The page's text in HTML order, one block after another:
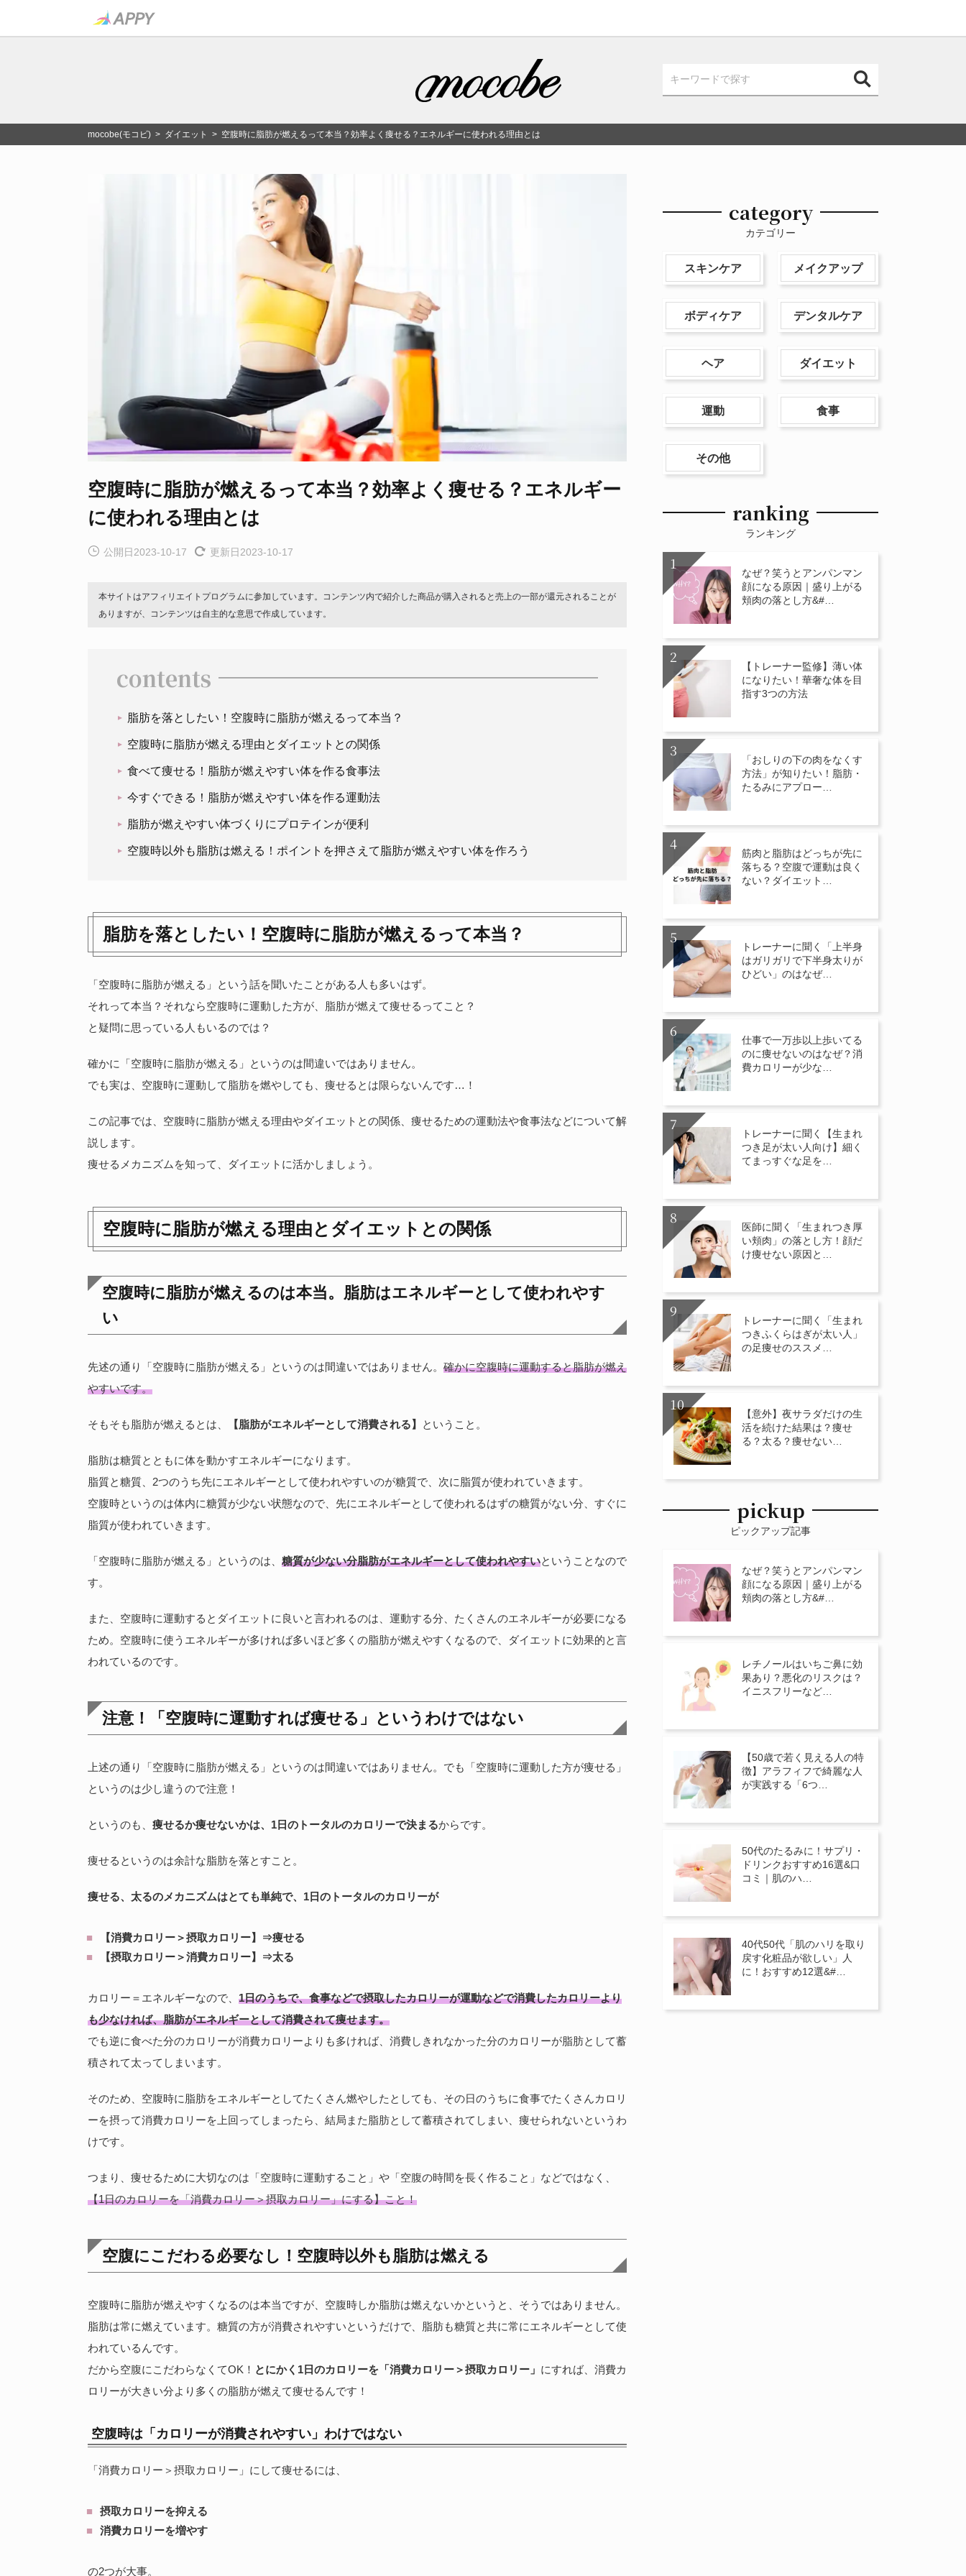
mocobe(モコビ) > ダイエット > 空腹時に脂肪が燃えるって本当？効率よく痩せる？エネルギーに使われる理由とは
空腹時に脂肪が燃えるって本当？効率よく痩せる？エネルギー
に使われる理由とは
公開日2023-10-17 更新日2023-10-17
本サイトはアフィリエイトプログラムに参加しています。コンテンツ内で紹介した商品が購入されると売上の一部が還元されることが
ありますが、コンテンツは自主的な意思で作成しています。
contents
脂肪を落としたい！空腹時に脂肪が燃えるって本当？
空腹時に脂肪が燃える理由とダイエットとの関係
食べて痩せる！脂肪が燃えやすい体を作る食事法
今すぐできる！脂肪が燃えやすい体を作る運動法
脂肪が燃えやすい体づくりにプロテインが便利
空腹時以外も脂肪は燃える！ポイントを押さえて脂肪が燃えやすい体を作ろう
脂肪を落としたい！空腹時に脂肪が燃えるって本当？
「空腹時に脂肪が燃える」という話を聞いたことがある人も多いはず。
それって本当？それなら空腹時に運動した方が、脂肪が燃えて痩せるってこと？
と疑問に思っている人もいるのでは？
確かに「空腹時に脂肪が燃える」というのは間違いではありません。
でも実は、空腹時に運動して脂肪を燃やしても、痩せるとは限らないんです…！
この記事では、空腹時に脂肪が燃える理由やダイエットとの関係、痩せるための運動法や食事法などについて解
説します。
痩せるメカニズムを知って、ダイエットに活かしましょう。
空腹時に脂肪が燃える理由とダイエットとの関係
空腹時に脂肪が燃えるのは本当。脂肪はエネルギーとして使われやす
い
先述の通り「空腹時に脂肪が燃える」というのは間違いではありません。 確かに空腹時に運動すると脂肪が燃え
やすいです。
そもそも脂肪が燃えるとは、 【脂肪がエネルギーとして消費される】 ということ。
脂肪は糖質とともに体を動かすエネルギーになります。
脂質と糖質、2つのうち先にエネルギーとして使われやすいのが糖質で、次に脂質が使われていきます。
空腹時というのは体内に糖質が少ない状態なので、先にエネルギーとして使われるはずの糖質がない分、すぐに
脂質が使われていきます。
「空腹時に脂肪が燃える」というのは、 糖質が少ない分脂肪がエネルギーとして使われやすいということなので
す。
また、空腹時に運動するとダイエットに良いと言われるのは、運動する分、たくさんのエネルギーが必要になる
ため。空腹時に使うエネルギーが多ければ多いほど多くの脂肪が燃えやすくなるので、ダイエットに効果的と言
われているのです。
注意！「空腹時に運動すれば痩せる」というわけではない
上述の通り「空腹時に脂肪が燃える」というのは間違いではありません。でも「空腹時に運動した方が痩せる」
というのは少し違うので注意！
というのも、 痩せるか痩せないかは、1日のトータルのカロリーで決まるからです。
痩せるというのは余計な脂肪を落とすこと。
痩せる、太るのメカニズムはとても単純で、1日のトータルのカロリーが
【消費カロリー＞摂取カロリー】⇒痩せる
【摂取カロリー＞消費カロリー】⇒太る
カロリー＝エネルギーなので、 1日のうちで、食事などで摂取したカロリーが運動などで消費したカロリーより
も少なければ、脂肪がエネルギーとして消費されて痩せます。
でも逆に食べた分のカロリーが消費カロリーよりも多ければ、消費しきれなかった分のカロリーが脂肪として蓄
積されて太ってしまいます。
そのため、空腹時に脂肪をエネルギーとしてたくさん燃やしたとしても、その日のうちに食事でたくさんカロリ
ーを摂って消費カロリーを上回ってしまったら、結局また脂肪として蓄積されてしまい、痩せられないというわ
けです。
つまり、痩せるために大切なのは「空腹時に運動すること」や「空腹の時間を長く作ること」などではなく、
【1日のカロリーを「消費カロリー＞摂取カロリー」にする】こと！
空腹にこだわる必要なし！空腹時以外も脂肪は燃える
空腹時に脂肪が燃えやすくなるのは本当ですが、空腹時しか脂肪は燃えないかというと、そうではありません。
脂肪は常に燃えています。糖質の方が消費されやすいというだけで、脂肪も糖質と共に常にエネルギーとして使
われているんです。
だから空腹にこだわらなくてOK！ とにかく1日のカロリーを「消費カロリー＞摂取カロリー」 にすれば、消費カ
ロリーが大きい分より多くの脂肪が燃えて痩せるんです！
空腹時は「カロリーが消費されやすい」わけではない
「消費カロリー＞摂取カロリー」にして痩せるには、
摂取カロリーを抑える
消費カロリーを増やす
の2つが大事。
category
カテゴリー
スキンケア メイクアップ
ボディケア デンタルケア
ヘア ダイエット
運動 食事
その他
ranking
ランキング
なぜ？笑うとアンパンマン
顔になる原因｜盛り上がる
頬肉の落とし方&#…
【トレーナー監修】薄い体
になりたい！華奢な体を目
指す3つの方法
「おしりの下の肉をなくす
方法」が知りたい！脂肪・
たるみにアプロー…
筋肉と脂肪はどっちが先に
落ちる？空腹で運動は良く
ない？ダイエット…
トレーナーに聞く「上半身
はガリガリで下半身太りが
ひどい」のはなぜ…
仕事で一万歩以上歩いてる
のに痩せないのはなぜ？消
費カロリーが少な…
トレーナーに聞く【生まれ
つき足が太い人向け】細く
てまっすぐな足を…
医師に聞く「生まれつき厚
い頬肉」の落とし方！顔だ
け痩せない原因と…
トレーナーに聞く「生まれ
つきふくらはぎが太い人」
の足痩せのススメ…
【意外】夜サラダだけの生
活を続けた結果は？痩せ
る？太る？痩せない…
pickup
ピックアップ記事
なぜ？笑うとアンパンマン
顔になる原因｜盛り上がる
頬肉の落とし方&#…
レチノールはいちご鼻に効
果あり？悪化のリスクは？
イニスフリーなど…
【50歳で若く見える人の特
徴】アラフィフで綺麗な人
が実践する「6つ…
50代のたるみに！サプリ・
ドリンクおすすめ16選&口
コミ｜肌のハ…
40代50代「肌のハリを取り
戻す化粧品が欲しい」人
に！おすすめ12選&#…